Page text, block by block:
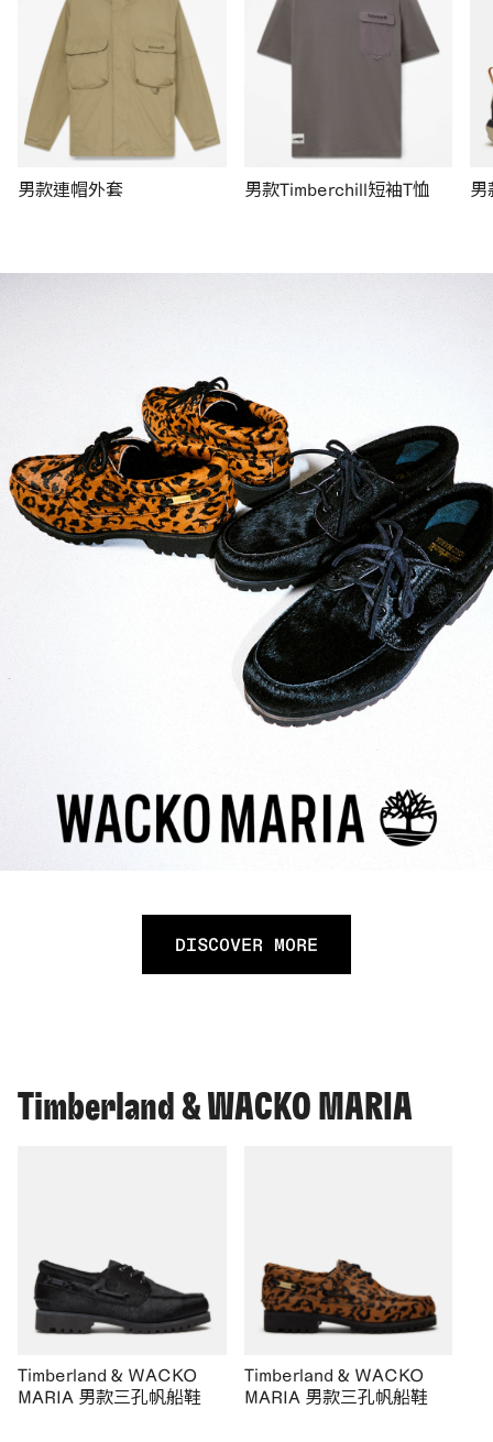
男款連帽外套 男款Timberchill短袖T恤 男
DISCOVER MORE
Timberland & WACKO MARIA
Timberland & WACKO
MARIA 男款三孔帆船鞋
Timberland & WACKO
MARIA 男款三孔帆船鞋